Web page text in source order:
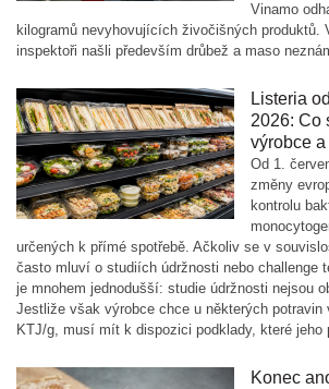
Vinamo
kilogramů nevyhovujících živočišných produktů.
inspektoři našli především drůbež a maso
Listeria
2026: Co
výrobce
Od 1.
změny
kontrolu
určených k přímé spotřebě. Ačkoliv se v
často mluví o studiích údržnosti nebo challenge
je mnohem jednodušší: studie údržnosti nejsou
Jestliže však výrobce chce u některých
KTJ/g, musí mít k dispozici podklady, které jeho
Konec